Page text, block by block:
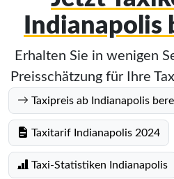
Indianapolis
Erhalten Sie in wenigen
Preisschätzung für Ihre
Taxipreis ab Indianapolis
Taxitarif Indianapolis 2024
Taxi-Statistiken Indianapolis